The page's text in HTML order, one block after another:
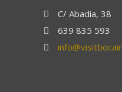
C/ Abadia, 38
639 835 593